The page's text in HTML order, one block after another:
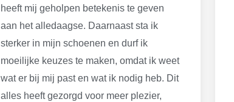
heeft mij geholpen betekenis te geven
aan het alledaagse. Daarnaast sta ik
sterker in mijn schoenen en durf ik
moeilijke keuzes te maken, omdat ik weet
wat er bij mij past en wat ik nodig heb. Dit
alles heeft gezorgd voor meer plezier,